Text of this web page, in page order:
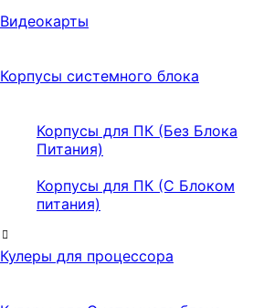
Видеокарты
Корпусы системного блока
Корпусы для ПК (Без Блока
Питания)
Корпусы для ПК (С Блоком
питания)
Кулеры для процессора